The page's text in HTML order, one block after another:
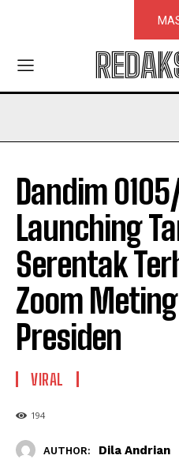
Dandim
Launching
Serentak
Zoom
Presiden
VIRAL
194
AUTHOR: Dila Andrian